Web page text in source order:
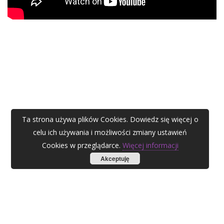
Ta strona używa plików Cookies. Dowiedz się więcej o
celu ich używania i możliwości zmiany ustawień
Cookies w przeglądarce. Więcej informacji
Akceptuję